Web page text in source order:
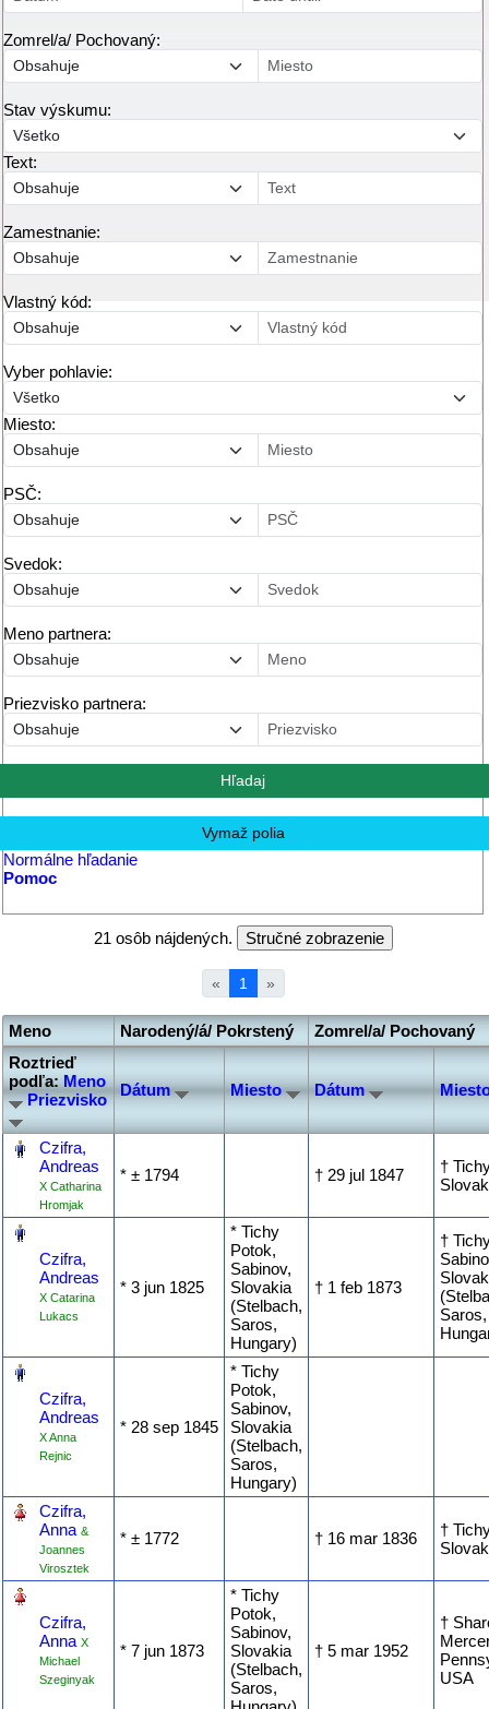
Zomrel/a/ Pochovaný:
Stav výskumu:
Text:
Zamestnanie:
Vlastný kód:
Vyber pohlavie:
Miesto:
PSČ:
Svedok:
Meno partnera:
Priezvisko partnera:
Normálne hľadanie
Pomoc
21 osôb nájdených.
« 1 »
Meno Narodený/á/ Pokrstený
Zomrel/a/ Pochovaný
Roztrieď
podľa:Meno
Priezvisko
Dátum Miesto Dátum
Czifra,
Andreas
X Catharina
Hromjak
* ‎± 1794 † ‎29 jul 1847
†
Czifra,
Andreas
X Catarina
Lukacs
* ‎3 jun 1825
* Tichy
Potok,
Sabinov,
Slovakia
(Stelbach,
Saros,
Hungary)
† ‎1 feb 1873
†
Saros,
Czifra,
Andreas
X Anna
Rejnic
* ‎28 sep 1845
* Tichy
Potok,
Sabinov,
Slovakia
(Stelbach,
Saros,
Hungary)
Czifra,
Anna &
Joannes
Virosztek
* ‎± 1772 † ‎16 mar 1836
†
Czifra,
Anna X
Michael
Szeginyak
* ‎7 jun 1873
* Tichy
Potok,
Sabinov,
Slovakia
(Stelbach,
Saros,
† ‎5 mar 1952
†
USA